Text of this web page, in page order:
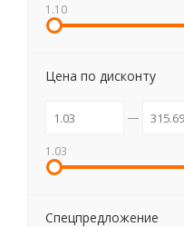
1.10
Цена по дисконту
1.03
Спецпредложение